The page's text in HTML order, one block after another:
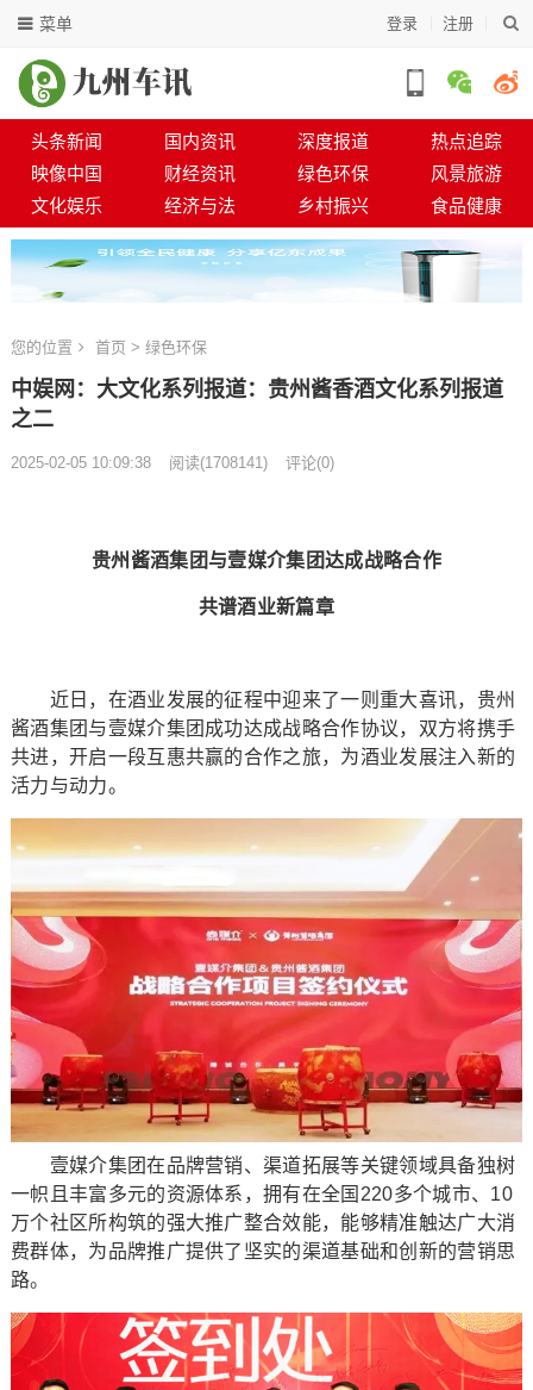
登录 注册
菜单
头条新闻 国内资讯 深度报道
热点追踪
映像中国
财经资讯 绿色环保
风景旅游
文化娱乐
经济与法 乡村振兴 食品健康
您的位置 首页 > 绿色环保
中娱网：大文化系列报道：贵州酱香酒文化系列报道
之二
2025-02-05 10:09:38 阅读(1708141) 评论(0)
贵州酱酒集团与壹媒介集团达成战略合作
共谱酒业新篇章
近日，在酒业发展的征程中迎来了一则重大喜讯，贵州
酱酒集团与壹媒介集团成功达成战略合作协议，双方将携手
共进，开启一段互惠共赢的合作之旅，为酒业发展注入新的
活力与动力。
壹媒介集团在品牌营销、渠道拓展等关键领域具备独树
一帜且丰富多元的资源体系，拥有在全国220多个城市、10
万个社区所构筑的强大推广整合效能，能够精准触达广大消
费群体，为品牌推广提供了坚实的渠道基础和创新的营销思
路。